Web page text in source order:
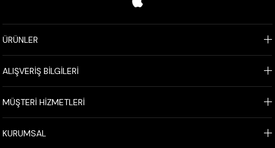
ÜRÜNLER
ALIŞVERİŞ BİLGİLERİ
MÜŞTERİ HİZMETLERİ
KURUMSAL